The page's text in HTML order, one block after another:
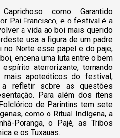
como Garantido
Pai Francisco, e o festival é a
a vida ao boi mais querido
usa a figura de um padre
no Norte esse papel é do pajé,
encena uma luta entre o bem
aterrorizante, tornando
apoteóticos do festival,
refletir sobre as questões
Para além dos itens
de Parintins tem sete
como o Ritual Indígena, a
Poranga, o Pajé, as Tribos
e os Tuxauas.